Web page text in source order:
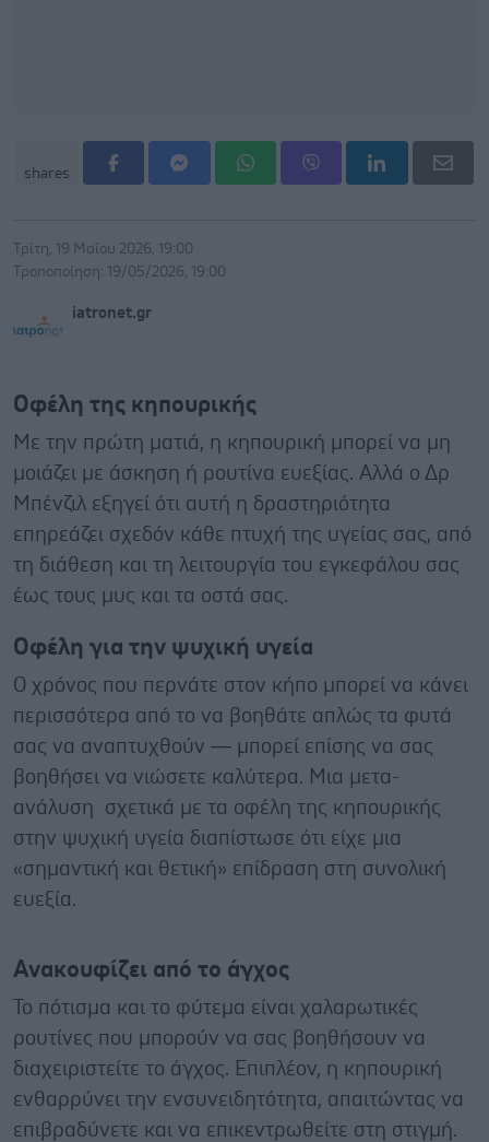
shares
Τρίτη, 19 Μαΐου 2026, 19:00
Τροποποίηση: 19/05/2026, 19:00
iatronet.gr
Οφέλη της κηπουρικής
Με την πρώτη ματιά, η κηπουρική μπορεί να μη
μοιάζει με άσκηση ή ρουτίνα ευεξίας. Αλλά ο Δρ
Μπένζιλ εξηγεί ότι αυτή η δραστηριότητα
επηρεάζει σχεδόν κάθε πτυχή της υγείας σας, από
τη διάθεση και τη λειτουργία του εγκεφάλου σας
έως τους μυς και τα οστά σας.
Οφέλη για την ψυχική υγεία
Ο χρόνος που περνάτε στον κήπο μπορεί να κάνει
περισσότερα από το να βοηθάτε απλώς τα φυτά
σας να αναπτυχθούν — μπορεί επίσης να σας
βοηθήσει να νιώσετε καλύτερα. Μια μετα-
ανάλυση σχετικά με τα οφέλη της κηπουρικής
στην ψυχική υγεία διαπίστωσε ότι είχε μια
«σημαντική και θετική» επίδραση στη συνολική
ευεξία.
Ανακουφίζει από το άγχος
Το πότισμα και το φύτεμα είναι χαλαρωτικές
ρουτίνες που μπορούν να σας βοηθήσουν να
διαχειριστείτε το άγχος. Επιπλέον, η κηπουρική
ενθαρρύνει την ενσυνειδητότητα, απαιτώντας να
επιβραδύνετε και να επικεντρωθείτε στη στιγμή.